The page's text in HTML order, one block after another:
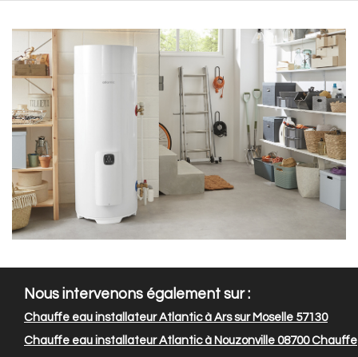
Nous intervenons également sur :
Chauffe eau installateur Atlantic à Ars sur Moselle 57130
Chauffe eau installateur Atlantic à Nouzonville 08700Chauffe